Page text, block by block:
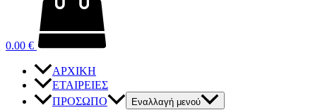
0.00 €
ΑΡΧΙΚΗ
ΕΤΑΙΡΕΙΕΣ
ΠΡΟΣΩΠΟ
Εναλλαγή μενού